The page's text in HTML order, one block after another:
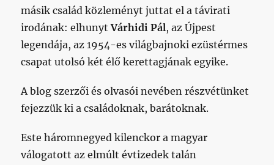
másik család közleményt juttat el a távirati
irodának: elhunytVárhidi Pál, az Újpest
legendája, az 1954-es világbajnoki ezüstérmes
csapat utolsó két élő kerettagjának egyike.
A blog szerzői és olvasói nevében részvétünket
fejezzük ki a családoknak, barátoknak.
Este háromnegyed kilenckor a magyar
válogatott az elmúlt évtizedek talán